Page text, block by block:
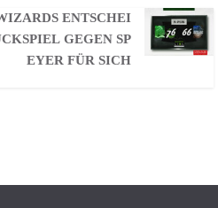
ENTSCHEI
GEGEN SP
EYER FÜR SICH